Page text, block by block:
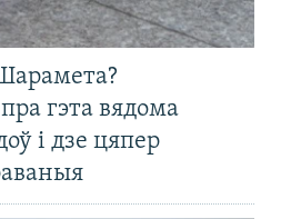
гэта вядома
і дзе цяпер